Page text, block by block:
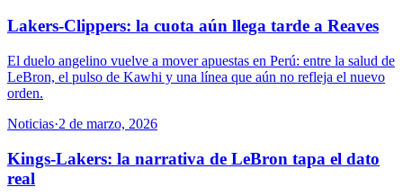
Lakers-Clippers: la cuota aún llega tarde a Reaves
El duelo angelino vuelve a mover apuestas en Perú: entre la salud de
LeBron, el pulso de Kawhi y una línea que aún no refleja el nuevo
orden.
Noticias·2 de marzo, 2026
Kings-Lakers: la narrativa de LeBron tapa el dato
real